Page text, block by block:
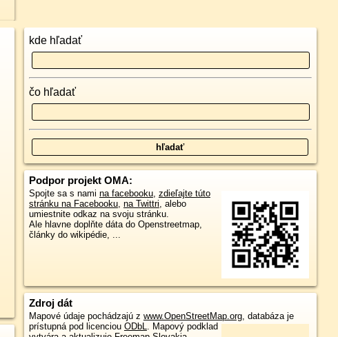
kde hľadať
čo hľadať
Podpor projekt OMA:
Spojte sa s nami na facebooku, zdieľajte túto
stránku na Facebooku, na Twittri, alebo
umiestnite odkaz na svoju stránku.
Ale hlavne doplňte dáta do Openstreetmap,
články do wikipédie, ...
Zdroj dát
Mapové údaje pochádzajú z www.OpenStreetMap.org, databáza je
prístupná pod licenciou ODbL. Mapový podklad